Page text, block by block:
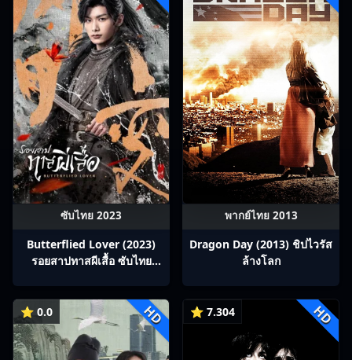
ซับไทย 2023
Butterflied Lover (2023)
รอยสาปทาสผีเสื้อ ซับไทย
พากย์ไทย 2013
Dragon Day (2013) ชิปไวรัส
ล้างโลก
⭐ 0.0 HD ⭐ 7.304 HD